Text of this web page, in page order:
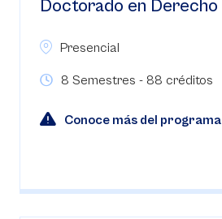
Doctorado en Derecho
Presencial
8 Semestres - 88 créditos
Conoce más del programa